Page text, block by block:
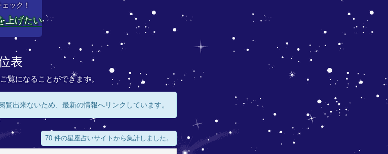
ック！
上げたい
表
覧になることができます。
出来ないため、最新の情報へリンクしています。
70 件の星座占いサイトから集計しました。